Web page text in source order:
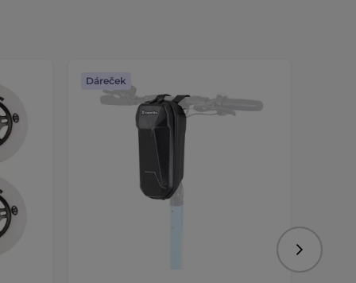
Dáreček